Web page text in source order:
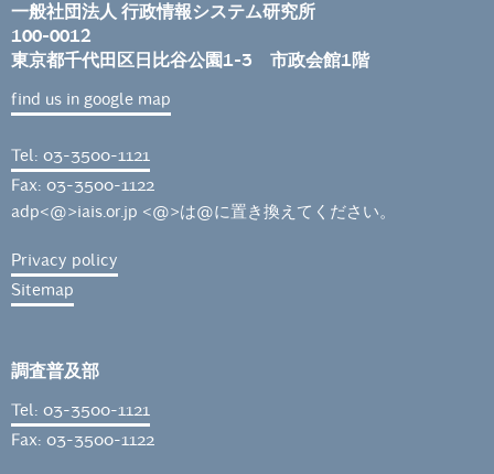
一般社団法人 行政情報システム研究所
100-0012
東京都千代田区日比谷公園1-3 市政会館1階
find us in google map
Tel: 03-3500-1121
Fax: 03-3500-1122
adp<@>iais.or.jp <@>は@に置き換えてください。
Privacy policy
Sitemap
調査普及部
Tel: 03-3500-1121
Fax: 03-3500-1122